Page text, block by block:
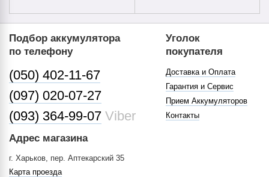
Подбор аккумулятора
по телефону
(050) 402-11-67
(097) 020-07-27
(093) 364-99-07 Viber
Адрес магазина
г. Харьков, пер. Аптекарский 35
Карта проезда
Уголок
покупателя
Доставка и Оплата
Гарантия и Сервис
Прием Аккумуляторов
Контакты